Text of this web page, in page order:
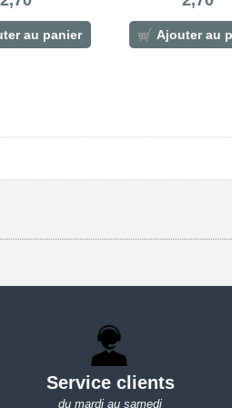
au panier Ajouter au
Service clients
du mardi au samedi